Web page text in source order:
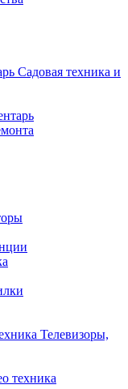
Садовая техника и
Телевизоры,
техника